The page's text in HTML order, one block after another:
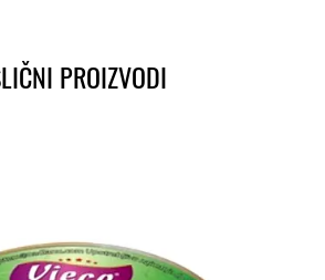
PROIZVODI